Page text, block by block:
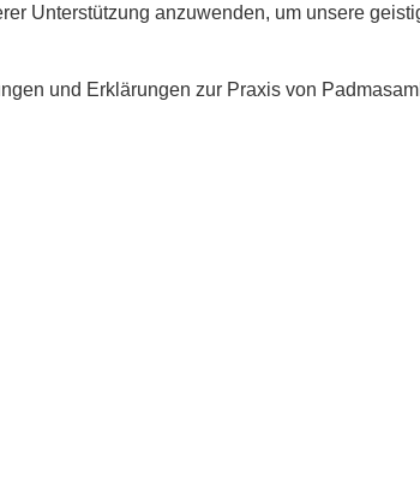
Unterstützung anzuwenden, um unsere
und Erklärungen zur Praxis von